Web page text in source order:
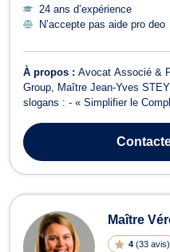
24 ans d’expérience
N’accepte pas aide pro deo
À propos : Avocat Associé &
Group, Maître Jean-Yves
slogans : - « Simplifier le
guérir ». Maître Jean-Yves
primordiale au service à la ...
Maître
4 (33 avis)